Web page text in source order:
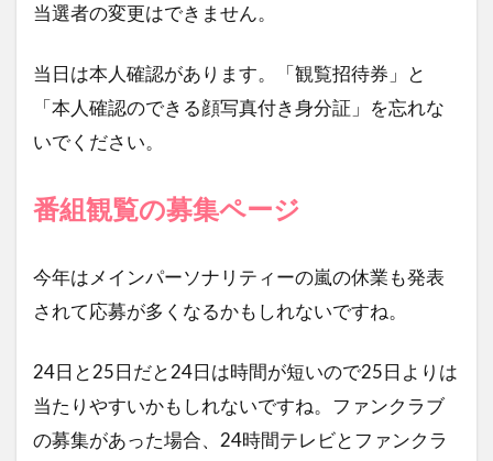
当選者の変更はできません。
当日は本人確認があります。「観覧招待券」と
「本人確認のできる顔写真付き身分証」を忘れな
いでください。
番組観覧の募集ページ
今年はメインパーソナリティーの嵐の休業も発表
されて応募が多くなるかもしれないですね。
24日と25日だと24日は時間が短いので25日よりは
当たりやすいかもしれないですね。ファンクラブ
の募集があった場合、24時間テレビとファンクラ